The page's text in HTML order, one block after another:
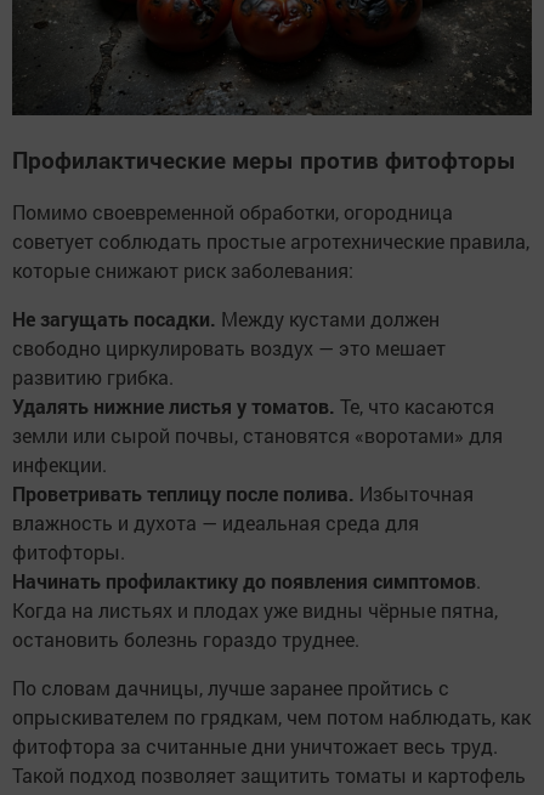
Профилактические меры против фитофторы
Помимо своевременной обработки, огородница
советует соблюдать простые агротехнические правила,
которые снижают риск заболевания:
Не загущать посадки. Между кустами должен
свободно циркулировать воздух — это мешает
развитию грибка.
Удалять нижние листья у томатов. Те, что касаются
земли или сырой почвы, становятся «воротами» для
инфекции.
Проветривать теплицу после полива. Избыточная
влажность и духота — идеальная среда для
фитофторы.
Начинать профилактику до появления симптомов.
Когда на листьях и плодах уже видны чёрные пятна,
остановить болезнь гораздо труднее.
По словам дачницы, лучше заранее пройтись с
опрыскивателем по грядкам, чем потом наблюдать, как
фитофтора за считанные дни уничтожает весь труд.
Такой подход позволяет защитить томаты и картофель